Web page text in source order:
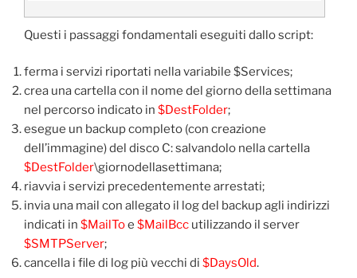
Questi i passaggi fondamentali eseguiti dallo script:
ferma i servizi riportati nella variabile $Services;
crea una cartella con il nome del giorno della settimana
nel percorso indicato in $DestFolder;
esegue un backup completo (con creazione
dell’immagine) del disco C: salvandolo nella cartella
$DestFolder\giornodellasettimana;
riavvia i servizi precedentemente arrestati;
invia una mail con allegato il log del backup agli indirizzi
indicati in $MailToe $MailBcc utilizzando il server
$SMTPServer;
cancella i file di log più vecchi di $DaysOld.